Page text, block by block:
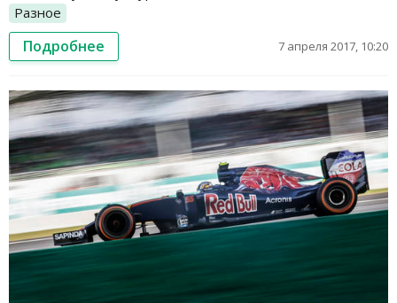
Разное
Подробнее 7 апреля 2017, 10:20